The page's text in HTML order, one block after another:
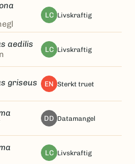
LC livskraftig
aedilis
LC livskraftig
griseus EN sterkt truet
DD datamangel
LC livskraftig